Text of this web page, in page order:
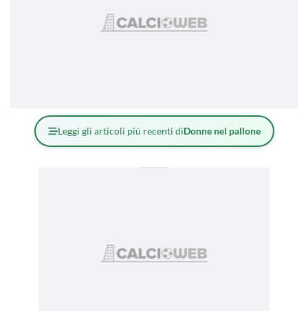
Leggi gli articoli più recenti diDonne nel pallone